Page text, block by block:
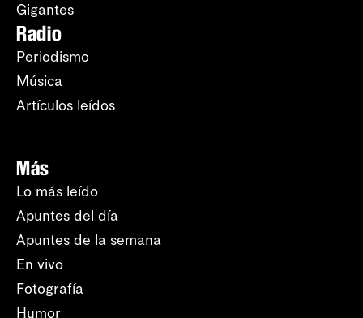
Gigantes
Radio
Periodismo
Música
Artículos leídos
Más
Lo más leído
Apuntes del día
Apuntes de la semana
En vivo
Fotografía
Humor